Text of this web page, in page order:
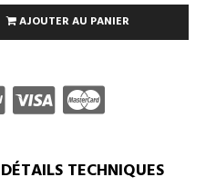
AJOUTER AU PANIER
TECHNIQUES